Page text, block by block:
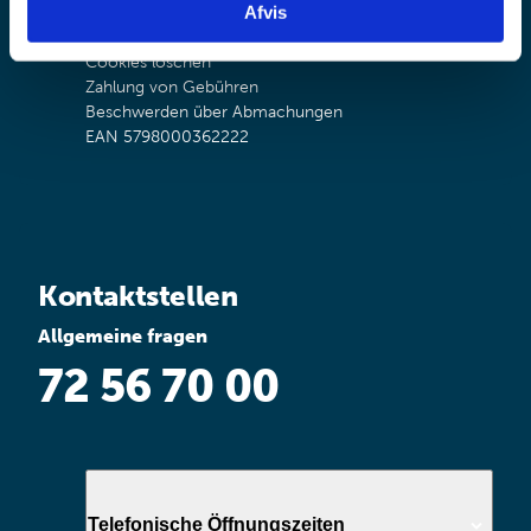
Afvis
Datenschutzrichtlinien
Cookies löschen
Zahlung von Gebühren
Beschwerden über Abmachungen
EAN 5798000362222
Kontaktstellen
Allgemeine fragen
72 56 70 00
Telefonische Öffnungszeiten